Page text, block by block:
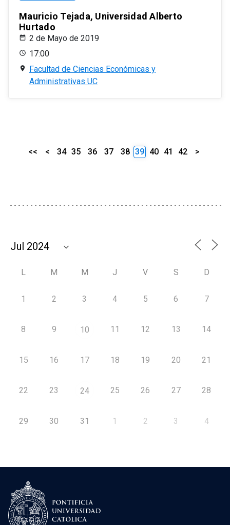
Mauricio Tejada, Universidad Alberto
Hurtado
2 de Mayo de 2019
17:00
Facultad de Ciencias Económicas y
Administrativas UC
<< < 34 35 36 37 38 39 40 41 42 >
L M M J V S D
1 2 3 4 5 6 7
8 9 10 11 12 13 14
15 16 17 18 19 20 21
22 23 24 25 26 27 28
29 30 31 1 2 3 4